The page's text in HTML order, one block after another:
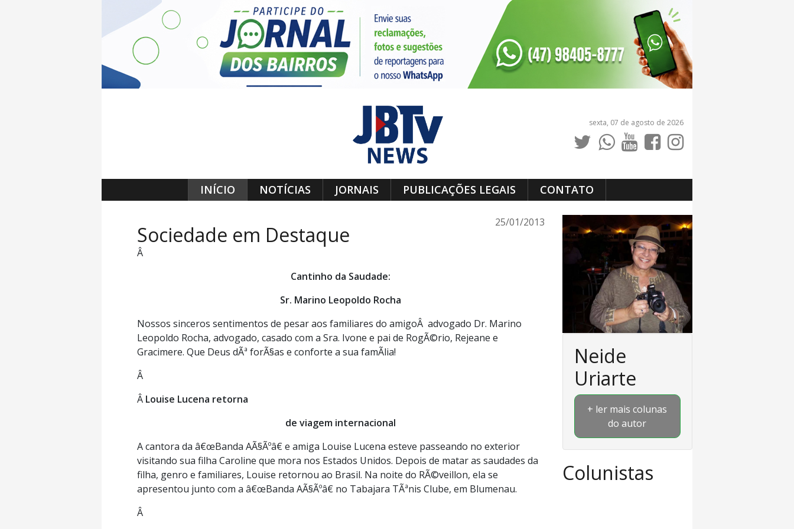
sexta, 07 de agosto de 2026
INÍCIO NOTÍCIAS JORNAIS PUBLICAÇÕES LEGAIS CONTATO
25/01/2013
Sociedade em Destaque
Â
Cantinho da Saudade:
Sr. Marino Leopoldo Rocha
Nossos sinceros sentimentos de pesar aos familiares do amigoÂ advogado Dr. Marino
Leopoldo Rocha, advogado, casado com a Sra. Ivone e pai de RogÃ©rio, Rejeane e
Gracimere. Que Deus dÃª forÃ§as e conforte a sua famÃ­lia!
Â
Â Louise Lucena retorna
de viagem internacional
A cantora da â€œBanda AÃ§Ãºâ€ e amiga Louise Lucena esteve passeando no exterior
visitando sua filha Caroline que mora nos Estados Unidos. Depois de matar as saudades da
filha, genro e familiares, Louise retornou ao Brasil. Na noite do RÃ©veillon, ela se
apresentou junto com a â€œBanda AÃ§Ãºâ€ no Tabajara TÃªnis Clube, em Blumenau.
Â
Neide
Uriarte
+ ler mais colunas
do autor
Colunistas